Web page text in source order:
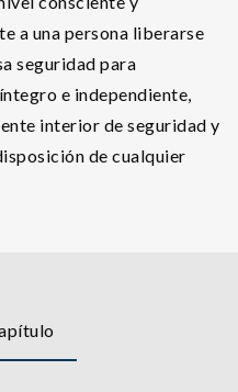
a una persona liberarse
seguridad para
e independiente,
interior de seguridad y
de cualquier